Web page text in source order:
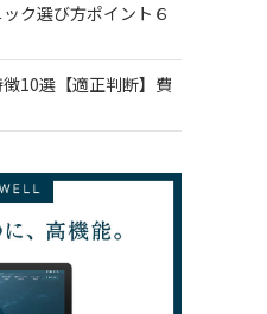
ク選び方ポイント６
10選【適正判断】費